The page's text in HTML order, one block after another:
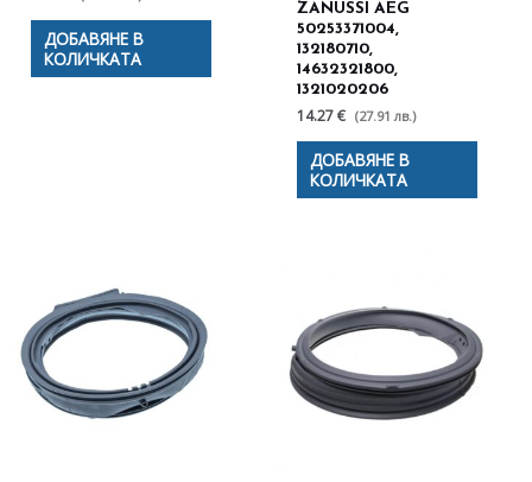
ДОБАВЯНЕ В
КОЛИЧКАТА
ZANUSSI AEG
50253371004,
132180710,
14632321800,
1321020206
14.27 € (27.91 лв.)
ДОБАВЯНЕ В
КОЛИЧКАТА